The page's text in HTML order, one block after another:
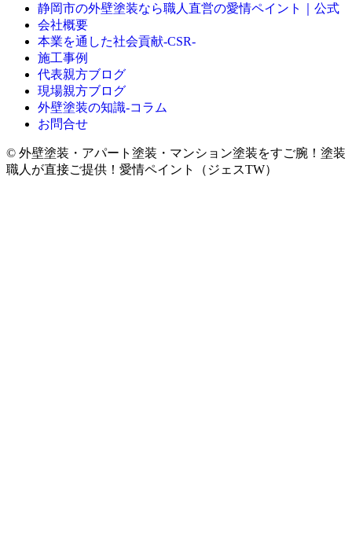
静岡市の外壁塗装なら職人直営の愛情ペイント｜公式
会社概要
本業を通した社会貢献-CSR-
施工事例
代表親方ブログ
現場親方ブログ
外壁塗装の知識‐コラム
お問合せ
© 外壁塗装・アパート塗装・マンション塗装をすご腕！塗装
職人が直接ご提供！愛情ペイント（ジェスTW）